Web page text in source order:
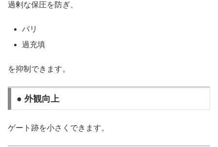
過剰な保圧を防ぎ、
バリ
過充填
を抑制できます。
● 外観向上
ゲート跡を小さくできます。